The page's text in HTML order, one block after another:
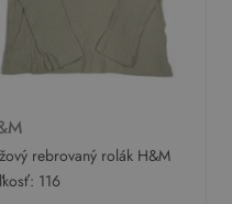
rebrovaný rolák H&M
116